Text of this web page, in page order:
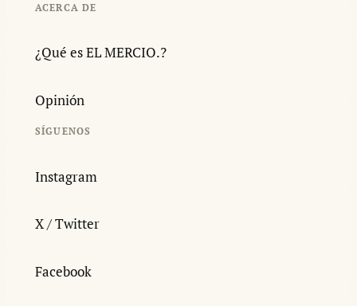
ACERCA DE
¿Qué es EL MERCIO.?
Opinión
SÍGUENOS
Instagram
X / Twitter
Facebook